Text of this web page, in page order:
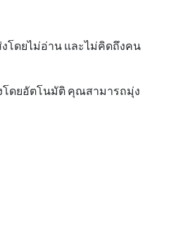
โดยไม่อ่าน และไม่คิดถึงคน
โดยอัตโนมัติ คุณสามารถมุ่ง